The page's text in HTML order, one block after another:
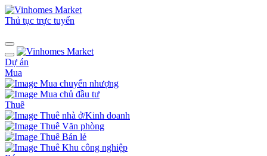
Thủ tục trực tuyến
Dự án
Mua
Mua chuyển nhượng
Mua chủ đầu tư
Thuê
Thuê nhà ở/Kinh doanh
Thuê Văn phòng
Thuê Bán lẻ
Thuê Khu công nghiệp